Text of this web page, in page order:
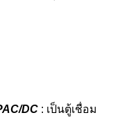
DC : เป็นตู้เชื่อม